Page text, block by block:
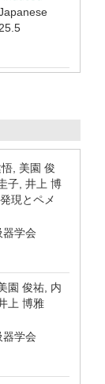
, 美園 俊
子, 井上 博
現とペメ
学会
園 俊祐, 内
上 博雅
学会